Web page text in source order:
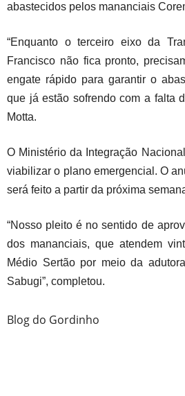
abastecidos pelos mananciais
“Enquanto o terceiro eixo da
Francisco não fica pronto,
engate rápido para garantir o
que já estão sofrendo com a falta
Motta.
O Ministério da Integração
viabilizar o plano emergencial. O
será feito a partir da próxima
“Nosso pleito é no sentido de
dos mananciais, que atendem
Médio Sertão por meio da
Sabugi”, completou.
Blog do Gordinho